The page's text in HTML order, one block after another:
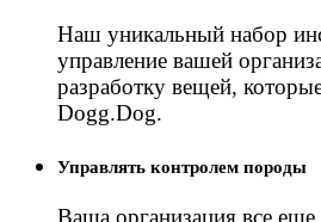
Наш уникальный набор
управление вашей
разработку вещей,
Dogg.Dog.
Управлять контролем породы
Ваша организация все еще